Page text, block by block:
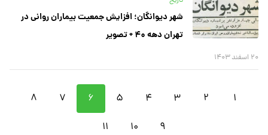
شهر دیوانگان؛ افزایش جمعیت بیماران روانی در
تهران دهه ۴۰ + تصویر
۲۰ اسفند ۱۴۰۳
۱ ۲ ۳ ۴ ۵ ۶ ۷
۸
۹
۱۰ ۱۱